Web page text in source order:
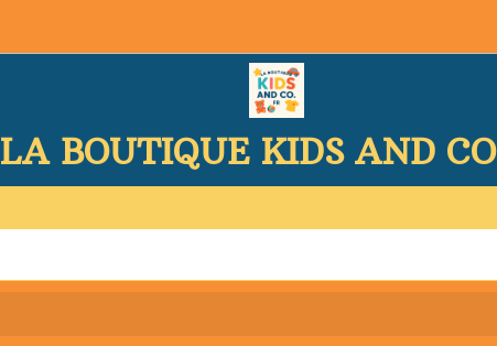
LA BOUTIQUE KIDS AND